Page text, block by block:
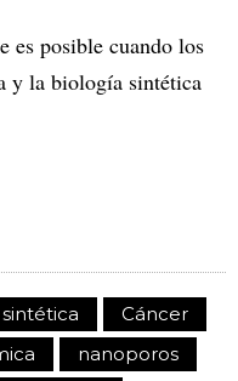
es posible cuando los
y la biología sintética
Cáncer
nanoporos